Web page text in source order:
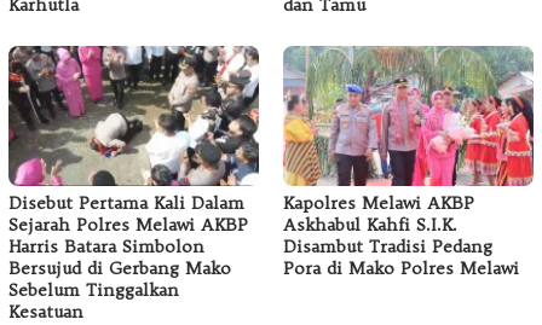
Karhutla
dan Tamu
Disebut Pertama Kali Dalam
Sejarah Polres Melawi AKBP
Harris Batara Simbolon
Bersujud di Gerbang Mako
Sebelum Tinggalkan
Kesatuan
Kapolres Melawi AKBP
Askhabul Kahfi S.I.K.
Disambut Tradisi Pedang
Pora di Mako Polres Melawi